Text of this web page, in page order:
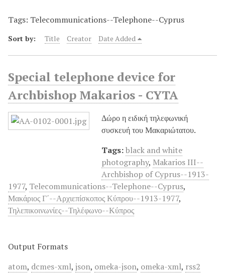
Tags: Telecommunications--Telephone--Cyprus
Sort by: Title Creator Date Added
Special telephone device for
Archbishop Makarios - CYTA
Δώρο η ειδική τηλεφωνική
συσκευή του Μακαριώτατου.
Tags:black and white
photography, Makarios III--
Archbishop of Cyprus--1913-
1977, Telecommunications--Telephone--Cyprus,
Μακάριος Γ΄--Αρχιεπίσκοπος Κύπρου--1913-1977,
Τηλεπικοινωνίες--Τηλέφωνο--Κύπρος
Output Formats
atom, dcmes-xml, json, omeka-json, omeka-xml, rss2